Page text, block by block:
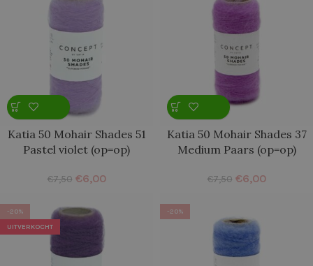
Katia 50 Mohair Shades 51
Pastel violet (op=op)
€7,50 €6,00
Katia 50 Mohair Shades 37
Medium Paars (op=op)
€7,50 €6,00
-20%
UITVERKOCHT
-20%